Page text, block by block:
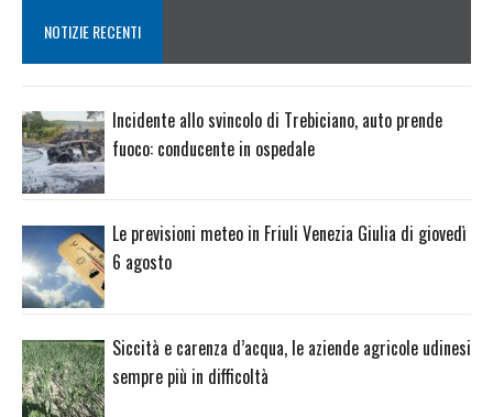
NOTIZIE RECENTI
Incidente allo svincolo di Trebiciano, auto prende
fuoco: conducente in ospedale
Le previsioni meteo in Friuli Venezia Giulia di giovedì
6 agosto
Siccità e carenza d’acqua, le aziende agricole udinesi
sempre più in difficoltà